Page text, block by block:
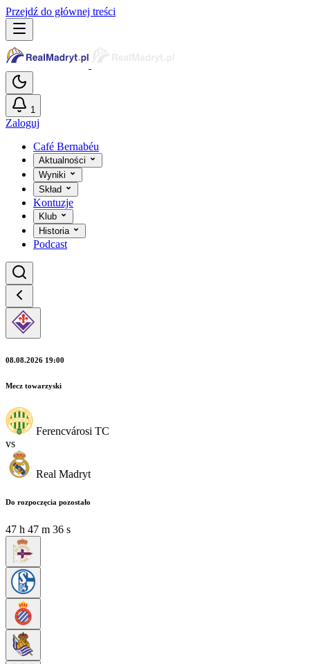
Przejdź do głównej treści
1
Zaloguj
Café Bernabéu
Aktualności
Wyniki
Skład
Kontuzje
Klub
Historia
Podcast
08.08.2026 19:00
Mecz towarzyski
Ferencvárosi TC
vs
Real Madryt
Do rozpoczęcia pozostało
47 h 47 m 35 s